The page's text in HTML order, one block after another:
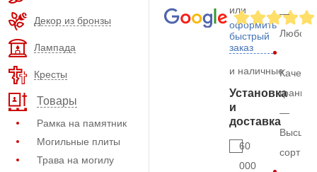
Декор из бронзы
Лампада
Кресты
Товары
Рамка на памятник
Могильные плиты
Трава на могилу
или
оформить
быстрый
заказ
и наличные
Установка
и
доставка
60
000
—
Любой
гранита
—
Высший
сорт